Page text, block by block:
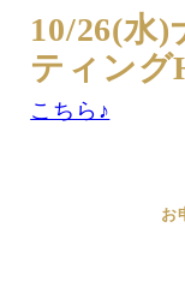
10/26(水
ティング
こちら♪
お